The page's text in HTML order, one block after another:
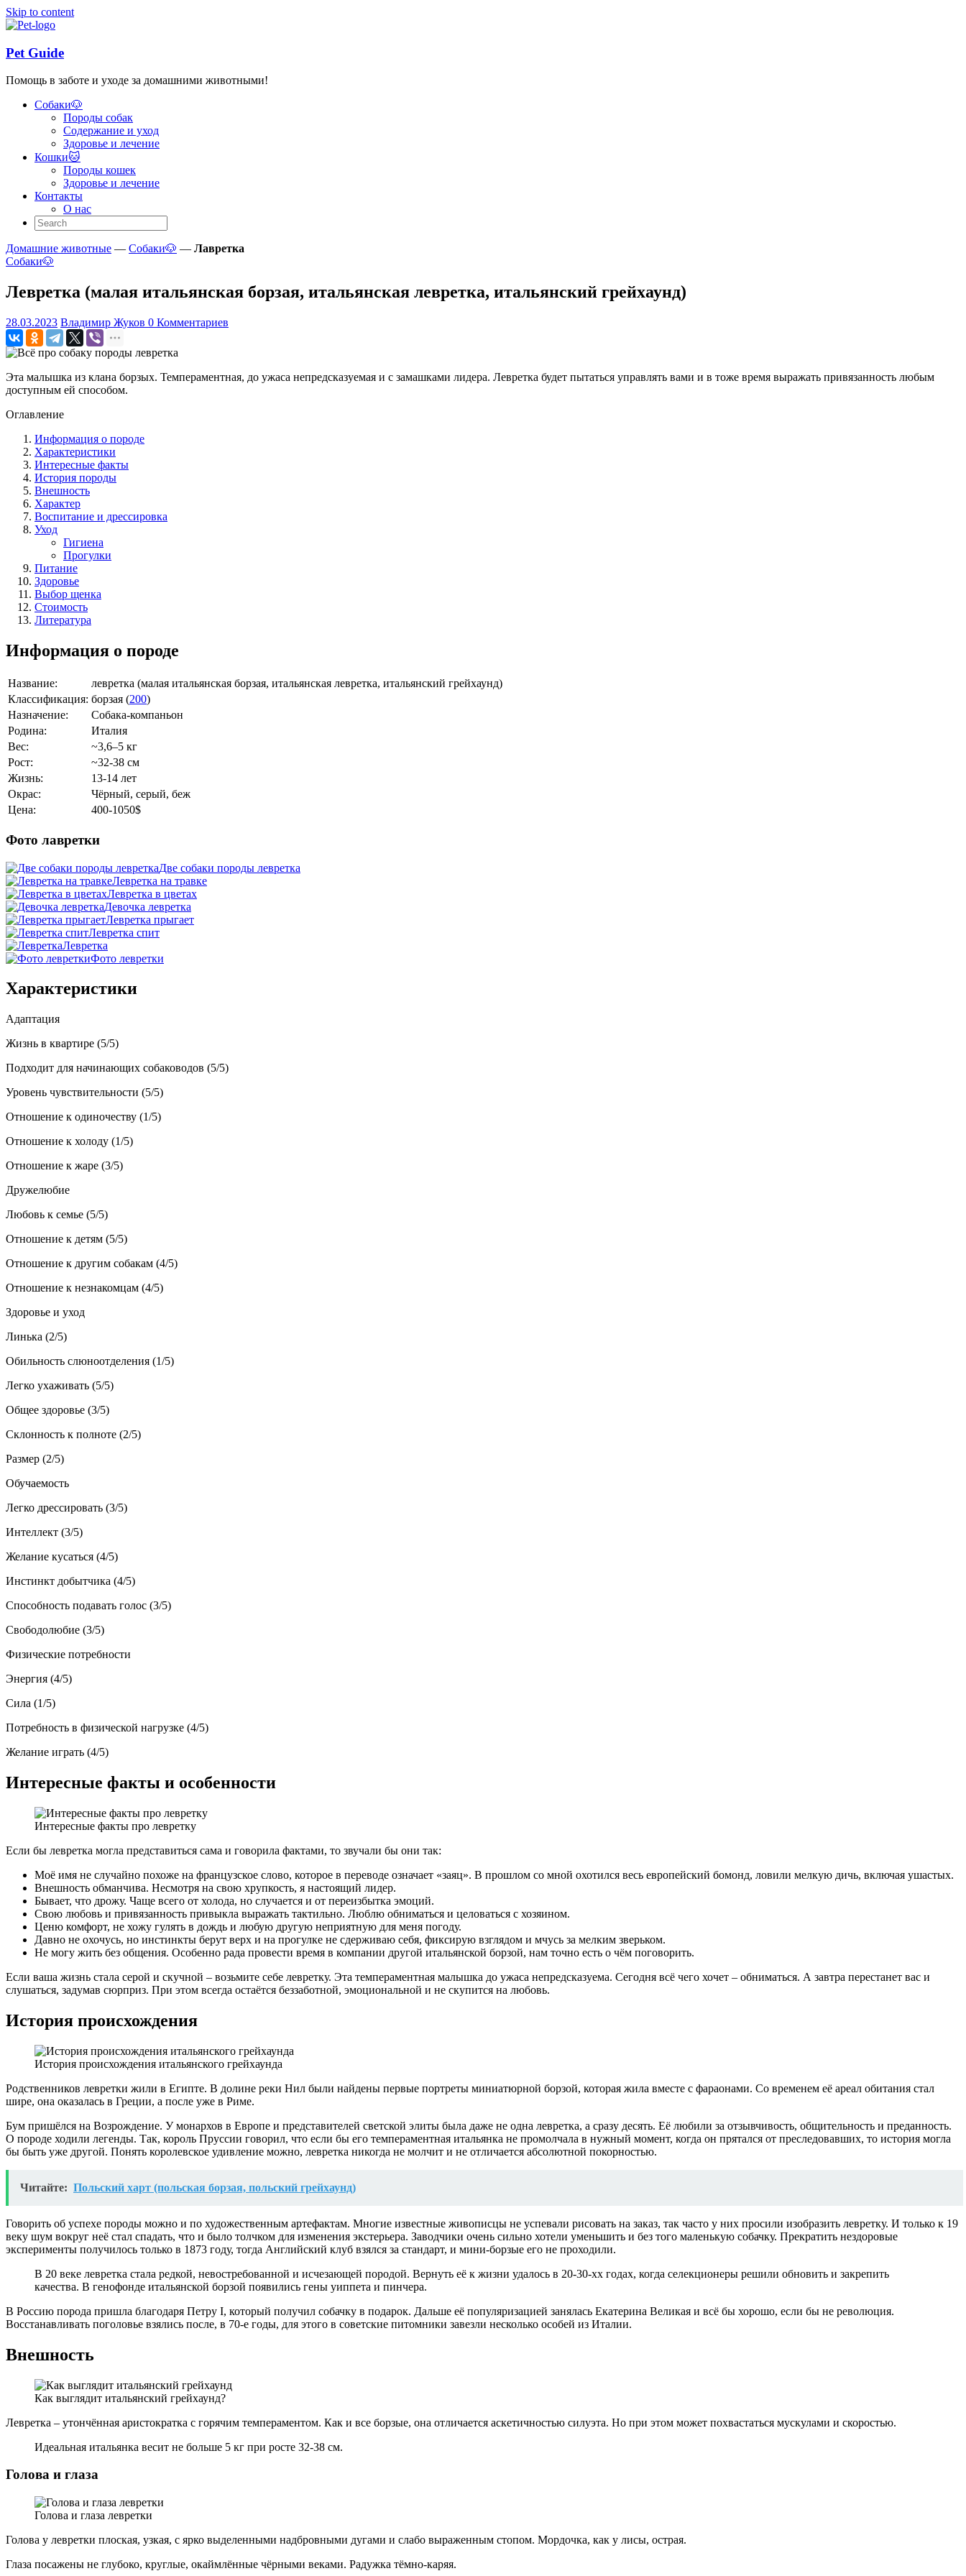
Skip to content
Pet Guide
Помощь в заботе и уходе за домашними животными!
Собаки🐶
Породы собак
Содержание и уход
Здоровье и лечение
Кошки🐱
Породы кошек
Здоровье и лечение
Контакты
О нас
Домашние животные — Собаки🐶 — Лавретка
Собаки🐶
Левретка (малая итальянская борзая, итальянская левретка, итальянский грейхаунд)
28.03.2023 Владимир Жуков 0 Комментариев
Эта малышка из клана борзых. Темпераментная, до ужаса непредсказуемая и с замашками лидера. Левретка будет пытаться управлять вами и в тоже время выражать привязанность любым
доступным ей способом.
Оглавление
Информация о породе
Характеристики
Интересные факты
История породы
Внешность
Характер
Воспитание и дрессировка
Уход
Гигиена
Прогулки
Питание
Здоровье
Выбор щенка
Стоимость
Литература
Информация о породе
Название:
левретка (малая итальянская борзая, итальянская левретка, итальянский грейхаунд)
Классификация: борзая (200)
Назначение:
Собака-компаньон
Родина:
Италия
Вес:
~3,6–5 кг
Рост:
~32-38 см
Жизнь:
13-14 лет
Окрас:
Чёрный, серый, беж
Цена:
400-1050$
Фото лавретки
Две собаки породы левретка
Левретка на травке
Левретка в цветах
Девочка левретка
Левретка прыгает
Левретка спит
Левретка
Фото левретки
Характеристики
Адаптация
Жизнь в квартире (5/5)
Подходит для начинающих собаководов (5/5)
Уровень чувствительности (5/5)
Отношение к одиночеству (1/5)
Отношение к холоду (1/5)
Отношение к жаре (3/5)
Дружелюбие
Любовь к семье (5/5)
Отношение к детям (5/5)
Отношение к другим собакам (4/5)
Отношение к незнакомцам (4/5)
Здоровье и уход
Линька (2/5)
Обильность слюноотделения (1/5)
Легко ухаживать (5/5)
Общее здоровье (3/5)
Склонность к полноте (2/5)
Размер (2/5)
Обучаемость
Легко дрессировать (3/5)
Интеллект (3/5)
Желание кусаться (4/5)
Инстинкт добытчика (4/5)
Способность подавать голос (3/5)
Свободолюбие (3/5)
Физические потребности
Энергия (4/5)
Сила (1/5)
Потребность в физической нагрузке (4/5)
Желание играть (4/5)
Интересные факты и особенности
Интересные факты про левретку
Если бы левретка могла представиться сама и говорила фактами, то звучали бы они так:
Моё имя не случайно похоже на французское слово, которое в переводе означает «заяц». В прошлом со мной охотился весь европейский бомонд, ловили мелкую дичь, включая ушастых.
Внешность обманчива. Несмотря на свою хрупкость, я настоящий лидер.
Бывает, что дрожу. Чаще всего от холода, но случается и от переизбытка эмоций.
Свою любовь и привязанность привыкла выражать тактильно. Люблю обниматься и целоваться с хозяином.
Ценю комфорт, не хожу гулять в дождь и любую другую неприятную для меня погоду.
Давно не охочусь, но инстинкты берут верх и на прогулке не сдерживаю себя, фиксирую взглядом и мчусь за мелким зверьком.
Не могу жить без общения. Особенно рада провести время в компании другой итальянской борзой, нам точно есть о чём поговорить.
Если ваша жизнь стала серой и скучной – возьмите себе левретку. Эта темпераментная малышка до ужаса непредсказуема. Сегодня всё чего хочет – обниматься. А завтра перестанет вас и
слушаться, задумав сюрприз. При этом всегда остаётся беззаботной, эмоциональной и не скупится на любовь.
История происхождения
История происхождения итальянского грейхаунда
Родственников левретки жили в Египте. В долине реки Нил были найдены первые портреты миниатюрной борзой, которая жила вместе с фараонами. Со временем её ареал обитания стал
шире, она оказалась в Греции, а после уже в Риме.
Бум пришёлся на Возрождение. У монархов в Европе и представителей светской элиты была даже не одна левретка, а сразу десять. Её любили за отзывчивость, общительность и преданность.
О породе ходили легенды. Так, король Пруссии говорил, что если бы его темпераментная итальянка не промолчала в нужный момент, когда он прятался от преследовавших, то история могла
бы быть уже другой. Понять королевское удивление можно, левретка никогда не молчит и не отличается абсолютной покорностью.
Читайте: Польский харт (польская борзая, польский грейхаунд)
Говорить об успехе породы можно и по художественным артефактам. Многие известные живописцы не успевали рисовать на заказ, так часто у них просили изобразить левретку. И только к 19
веку шум вокруг неё стал спадать, что и было толчком для изменения экстерьера. Заводчики очень сильно хотели уменьшить и без того маленькую собачку. Прекратить нездоровые
эксперименты получилось только в 1873 году, тогда Английский клуб взялся за стандарт, и мини-борзые его не проходили.
В 20 веке левретка стала редкой, невостребованной и исчезающей породой. Вернуть её к жизни удалось в 20-30-хх годах, когда селекционеры решили обновить и закрепить
качества. В генофонде итальянской борзой появились гены уиппета и пинчера.
В Россию порода пришла благодаря Петру I, который получил собачку в подарок. Дальше её популяризацией занялась Екатерина Великая и всё бы хорошо, если бы не революция.
Восстанавливать поголовье взялись после, в 70-е годы, для этого в советские питомники завезли несколько особей из Италии.
Внешность
Как выглядит итальянский грейхаунд?
Левретка – утончённая аристократка с горячим темпераментом. Как и все борзые, она отличается аскетичностью силуэта. Но при этом может похвастаться мускулами и скоростью.
Идеальная итальянка весит не больше 5 кг при росте 32-38 см.
Голова и глаза
Голова и глаза левретки
Голова у левретки плоская, узкая, с ярко выделенными надбровными дугами и слабо выраженным стопом. Мордочка, как у лисы, острая.
Глаза посажены не глубоко, круглые, окаймлённые чёрными веками. Радужка тёмно-каряя.